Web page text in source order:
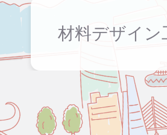
材料デザイン